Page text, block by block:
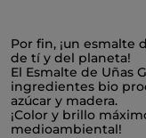
Por fin, ¡un esmalte
de tí y del planeta!
El Esmalte de Uñas
ingredientes bio
azúcar y madera.
¡Color y brillo
medioambiental!